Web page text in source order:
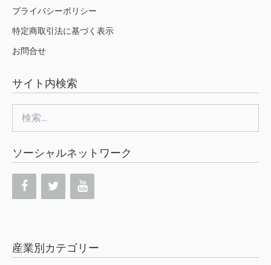
プライバシーポリシー
特定商取引法に基づく表示
お問合せ
サイト内検索
索:
ソーシャルネットワーク
産業別カテゴリー